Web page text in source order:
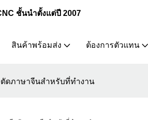
ชั้นนำตั้งแต่ปี 2007
สินค้าพร้อมส่ง ต้องการตัวแทน
ดภาษาจีนสำหรับที่ทำงาน